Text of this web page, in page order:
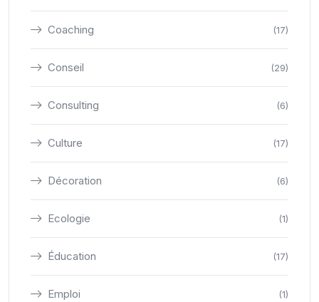
Coaching (17)
Conseil (29)
Consulting (6)
Culture (17)
Décoration (6)
Ecologie (1)
Éducation (17)
Emploi (1)